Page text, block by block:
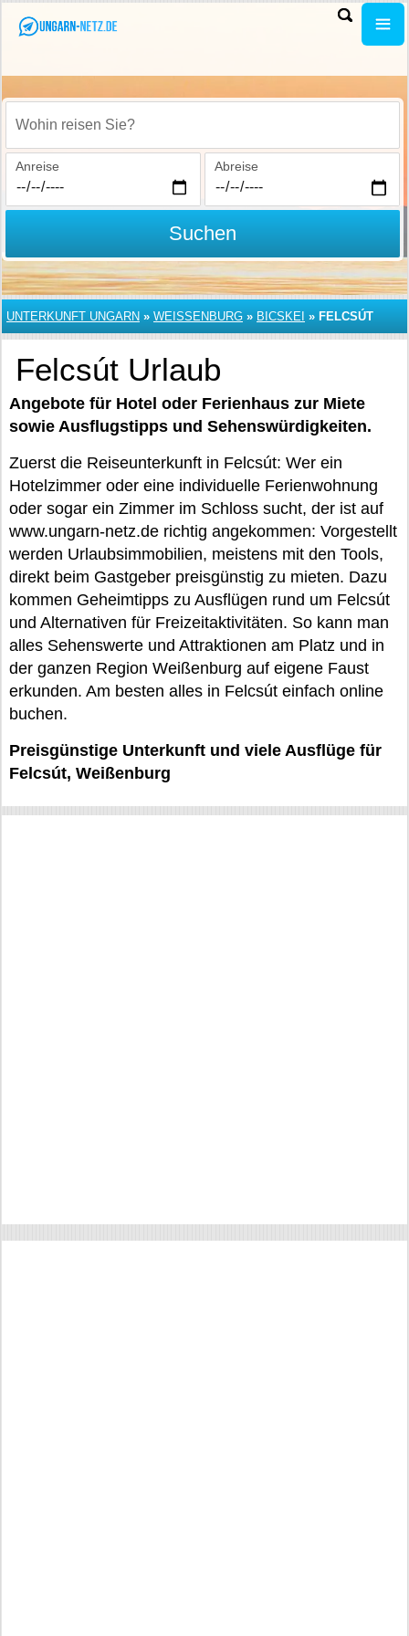
Wohin reisen Sie?
Anreise Abreise
Suchen
UNTERKUNFT UNGARN » WEISSENBURG » BICSKEI » FELCSÚT
Felcsút Urlaub
Angebote für Hotel oder Ferienhaus zur Miete
sowie Ausflugstipps und Sehenswürdigkeiten.
Zuerst die Reiseunterkunft in Felcsút: Wer ein
Hotelzimmer oder eine individuelle Ferienwohnung
oder sogar ein Zimmer im Schloss sucht, der ist auf
www.ungarn-netz.de richtig angekommen: Vorgestellt
werden Urlaubsimmobilien, meistens mit den Tools,
direkt beim Gastgeber preisgünstig zu mieten. Dazu
kommen Geheimtipps zu Ausflügen rund um Felcsút
und Alternativen für Freizeitaktivitäten. So kann man
alles Sehenswerte und Attraktionen am Platz und in
der ganzen Region Weißenburg auf eigene Faust
erkunden. Am besten alles in Felcsút einfach online
buchen.
Preisgünstige Unterkunft und viele Ausflüge für
Felcsút, Weißenburg